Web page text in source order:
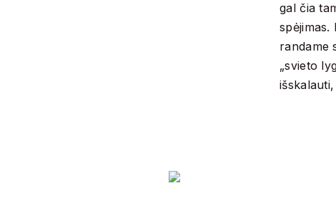
gal čia
spėjimas.
randame
„svieto